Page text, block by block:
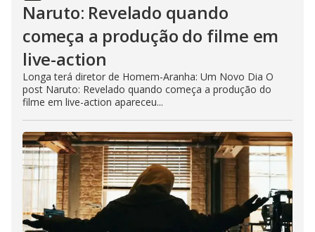
Naruto: Revelado quando
começa a produção do filme em
live-action
Longa terá diretor de Homem-Aranha: Um Novo Dia O
post Naruto: Revelado quando começa a produção do
filme em live-action apareceu...